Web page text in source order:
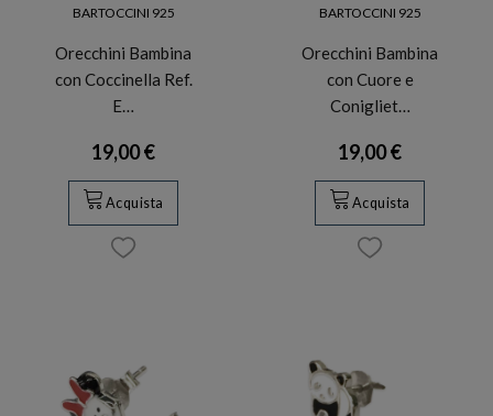
BARTOCCINI 925
Orecchini Bambina
con Coccinella Ref.
E…
19,00 €
Acquista
BARTOCCINI 925
Orecchini Bambina
con Cuore e
Conigliet…
19,00 €
Acquista